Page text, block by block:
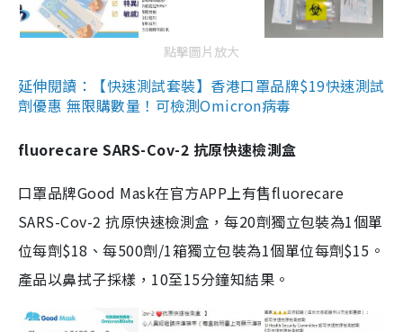
點擊圖片放大
延伸閱讀：【快速測試套裝】香港口罩品牌$19快速測試
劑優惠 無限購數量！可檢測Omicron病毒
fluorecare SARS-Cov-2 抗原快速檢測盒
口罩品牌Good Mask在官方APP上有售fluorecare
SARS-Cov-2 抗原快速檢測盒，每20劑獨立包裝為1個單
位每劑$18、每500劑/1箱獨立包裝為1個單位每劑$15。
產品以鼻拭子採樣，10至15分鐘知結果。